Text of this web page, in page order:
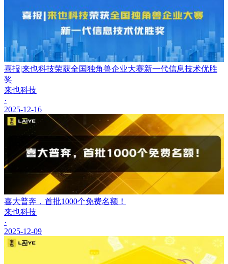
喜报|来也科技荣获全国独角兽企业大赛新一代信息技术优胜
奖
来也科技
·
2025-12-16
喜大普奔，首批1000个免费名额！
来也科技
·
2025-12-09